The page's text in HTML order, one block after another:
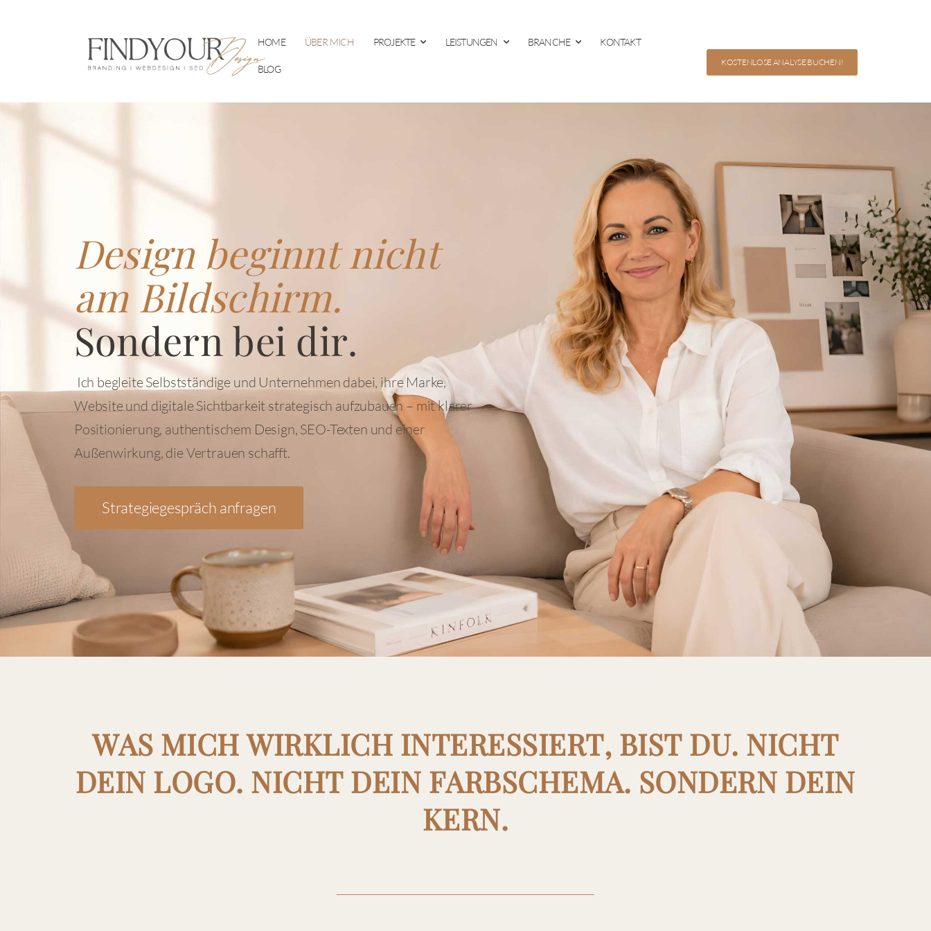
HOME ÜBER MICH PROJEKTE LEISTUNGEN BRANCHE KONTAKT
BLOG
KOSTENLOSE ANALYSE BUCHEN!
Design beginnt nicht
am Bildschirm.
Sondern bei dir.
Ich begleite Selbstständige und Unternehmen dabei, ihre Marke,
Website und digitale Sichtbarkeit strategisch aufzubauen – mit klarer
Positionierung, authentischem Design, SEO-Texten und einer
Außenwirkung, die Vertrauen schafft.
Strategiegespräch anfragen
WAS MICH WIRKLICH INTERESSIERT, BIST DU. NICHT
DEIN LOGO. NICHT DEIN FARBSCHEMA. SONDERN DEIN
KERN.